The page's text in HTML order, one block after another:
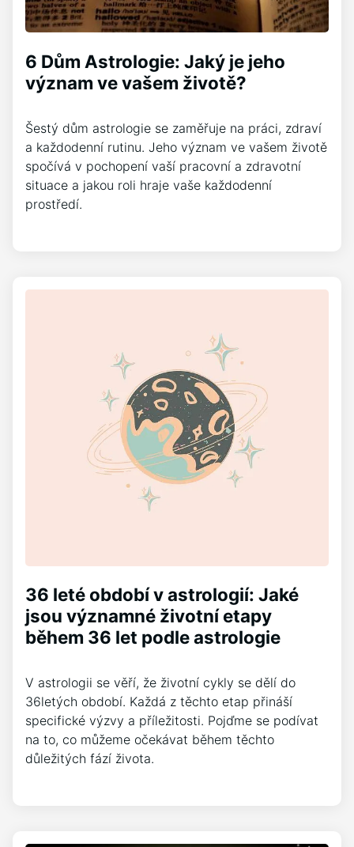
6 Dům Astrologie: Jaký je jeho
význam ve vašem životě?
Šestý dům astrologie se zaměřuje na práci, zdraví
a každodenní rutinu. Jeho význam ve vašem životě
spočívá v pochopení vaší pracovní a zdravotní
situace a jakou roli hraje vaše každodenní
prostředí.
36 leté období v astrologií: Jaké
jsou významné životní etapy
během 36 let podle astrologie
V astrologii se věří, že životní cykly se dělí do
36letých období. Každá z těchto etap přináší
specifické výzvy a příležitosti. Pojďme se podívat
na to, co můžeme očekávat během těchto
důležitých fází života.